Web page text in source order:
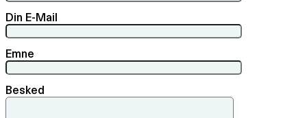
Din E-Mail
Emne
Besked